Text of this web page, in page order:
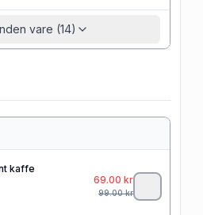
vare (14)
kaffe
69.00 kr
99.00kr